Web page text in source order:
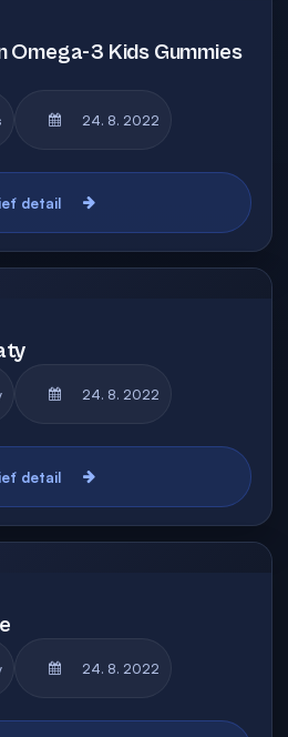
Omega-3 Kids Gummies
24. 8. 2022
detail
24. 8. 2022
detail
24. 8. 2022